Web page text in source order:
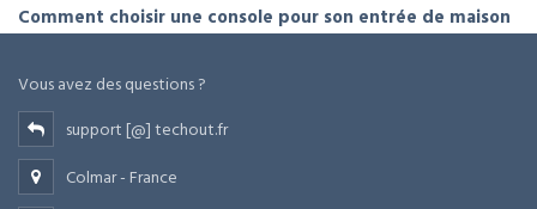
Comment choisir une console pour son entrée de maison
Vous avez des questions ?
support [@] techout.fr
Colmar - France